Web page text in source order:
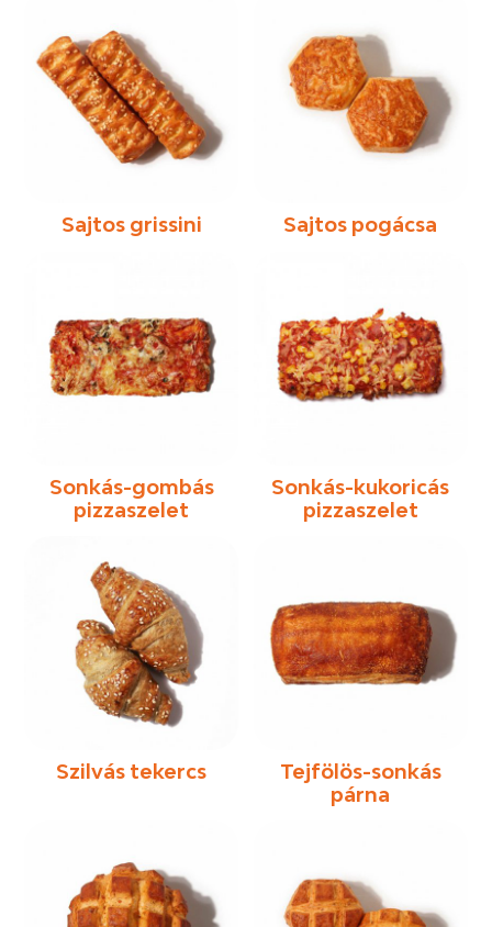
Sajtos grissini Sajtos pogácsa
Sonkás-gombás
pizzaszelet
Sonkás-kukoricás
pizzaszelet
Szilvás tekercs
Tejfölös-sonkás
párna